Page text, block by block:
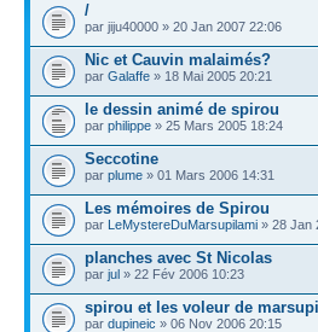
/
par jiju40000 » 20 Jan 2007 22:06
Nic et Cauvin malaimés?
par Galaffe » 18 Mai 2005 20:21
le dessin animé de spirou
par philippe » 25 Mars 2005 18:24
Seccotine
par plume » 01 Mars 2006 14:31
Les mémoires de Spirou
par LeMystereDuMarsupilami » 28 Jan
planches avec St Nicolas
par jul » 22 Fév 2006 10:23
spirou et les voleur de
par dupineic » 06 Nov 2006 20:15